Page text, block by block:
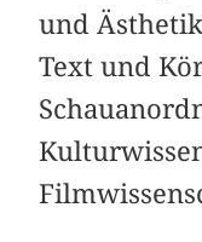
und
Text und